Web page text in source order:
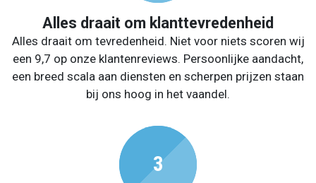
Alles draait om klanttevredenheid
Alles draait om tevredenheid. Niet voor niets scoren wij
een 9,7 op onze klantenreviews. Persoonlijke aandacht,
een breed scala aan diensten en scherpen prijzen staan
bij ons hoog in het vaandel.